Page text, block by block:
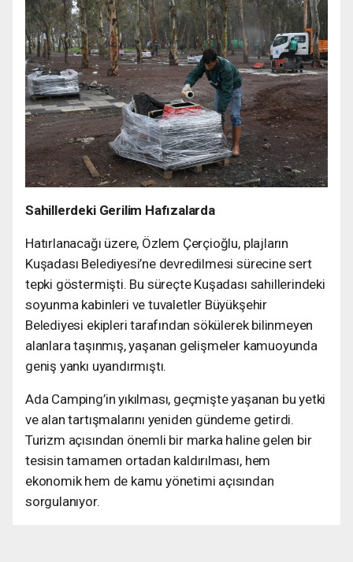
Sahillerdeki Gerilim Hafızalarda
Hatırlanacağı üzere, Özlem Çerçioğlu, plajların
Kuşadası Belediyesi’ne devredilmesi sürecine sert
tepki göstermişti. Bu süreçte Kuşadası sahillerindeki
soyunma kabinleri ve tuvaletler Büyükşehir
Belediyesi ekipleri tarafından sökülerek bilinmeyen
alanlara taşınmış, yaşanan gelişmeler kamuoyunda
geniş yankı uyandırmıştı.
Ada Camping’in yıkılması, geçmişte yaşanan bu yetki
ve alan tartışmalarını yeniden gündeme getirdi.
Turizm açısından önemli bir marka haline gelen bir
tesisin tamamen ortadan kaldırılması, hem
ekonomik hem de kamu yönetimi açısından
sorgulanıyor.